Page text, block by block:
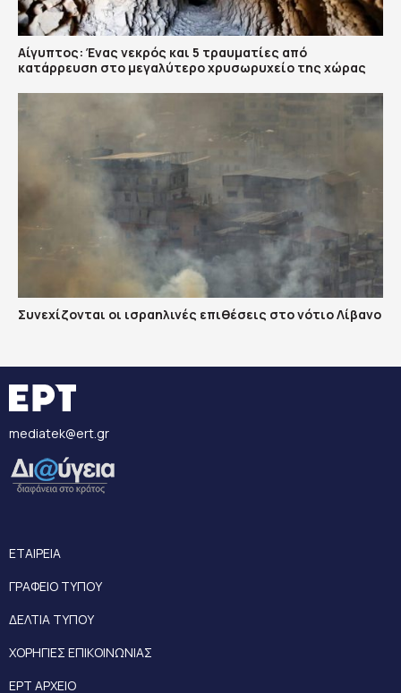
Αίγυπτος: Ένας νεκρός και 5 τραυματίες από
κατάρρευση στο μεγαλύτερο χρυσωρυχείο της χώρας
Συνεχίζονται οι ισραηλινές επιθέσεις στο νότιο Λίβανο
mediatek@ert.gr
ΕΤΑΙΡΕΙΑ
ΓΡΑΦΕΙΟ ΤΥΠΟΥ
ΔΕΛΤΙΑ ΤΥΠΟΥ
ΧΟΡΗΓΙΕΣ ΕΠΙΚΟΙΝΩΝΙΑΣ
ΕΡΤ ΑΡΧΕΙΟ